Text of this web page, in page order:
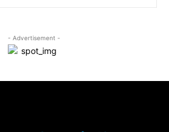
- Advertisement -